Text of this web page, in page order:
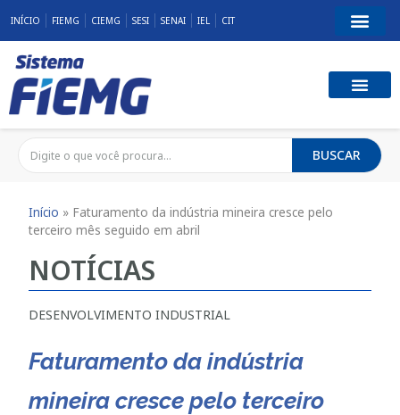
INÍCIO FIEMG CIEMG SESI SENAI IEL CIT
BUSCAR
Início » Faturamento da indústria mineira cresce pelo
terceiro mês seguido em abril
NOTÍCIAS
DESENVOLVIMENTO INDUSTRIAL
Faturamento da indústria
mineira cresce pelo terceiro